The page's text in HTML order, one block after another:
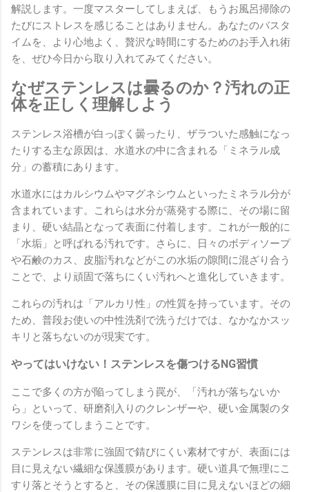
解説します。一度マスターしてしまえば、もうお風呂掃除の
たびにストレスを感じることはありません。あなたのバスタ
イムを、より心地よく、贅沢な時間にするためのお手入れ術
を、ぜひ今日から取り入れてみてください。
なぜステンレスは曇るのか？汚れの正
体を正しく理解しよう
ステンレス浴槽が白っぽく曇ったり、ザラついた感触になっ
たりする主な原因は、水道水の中に含まれる「ミネラル成
分」の蓄積にあります。
水道水にはカルシウムやマグネシウムといったミネラル分が
含まれています。これらは水分が蒸発する際に、その場に留
まり、硬い結晶となって表面に付着します。これが一般的に
「水垢」と呼ばれる汚れです。さらに、日々のボディソープ
や石鹸のカス、皮脂汚れなどがこの水垢の隙間に混ざり合う
ことで、より頑固で落ちにくい汚れへと進化していきます。
これらの汚れは「アルカリ性」の性質を持っています。その
ため、普段お使いの中性洗剤で洗うだけでは、なかなかスッ
キリと落ちないのが現実です。
やってはいけない！ステンレスを傷つけるNG習慣
ここで多くの方が陥ってしまう罠が、「汚れが落ちないか
ら」といって、研磨剤入りのクレンザーや、硬い金属製のタ
ワシを使ってしまうことです。
ステンレスは非常に強固で錆びにくい素材ですが、表面には
目に見えない繊細な保護膜があります。硬い道具で無理にこ
すり落とそうとすると、その保護膜に目に見えないほどの細